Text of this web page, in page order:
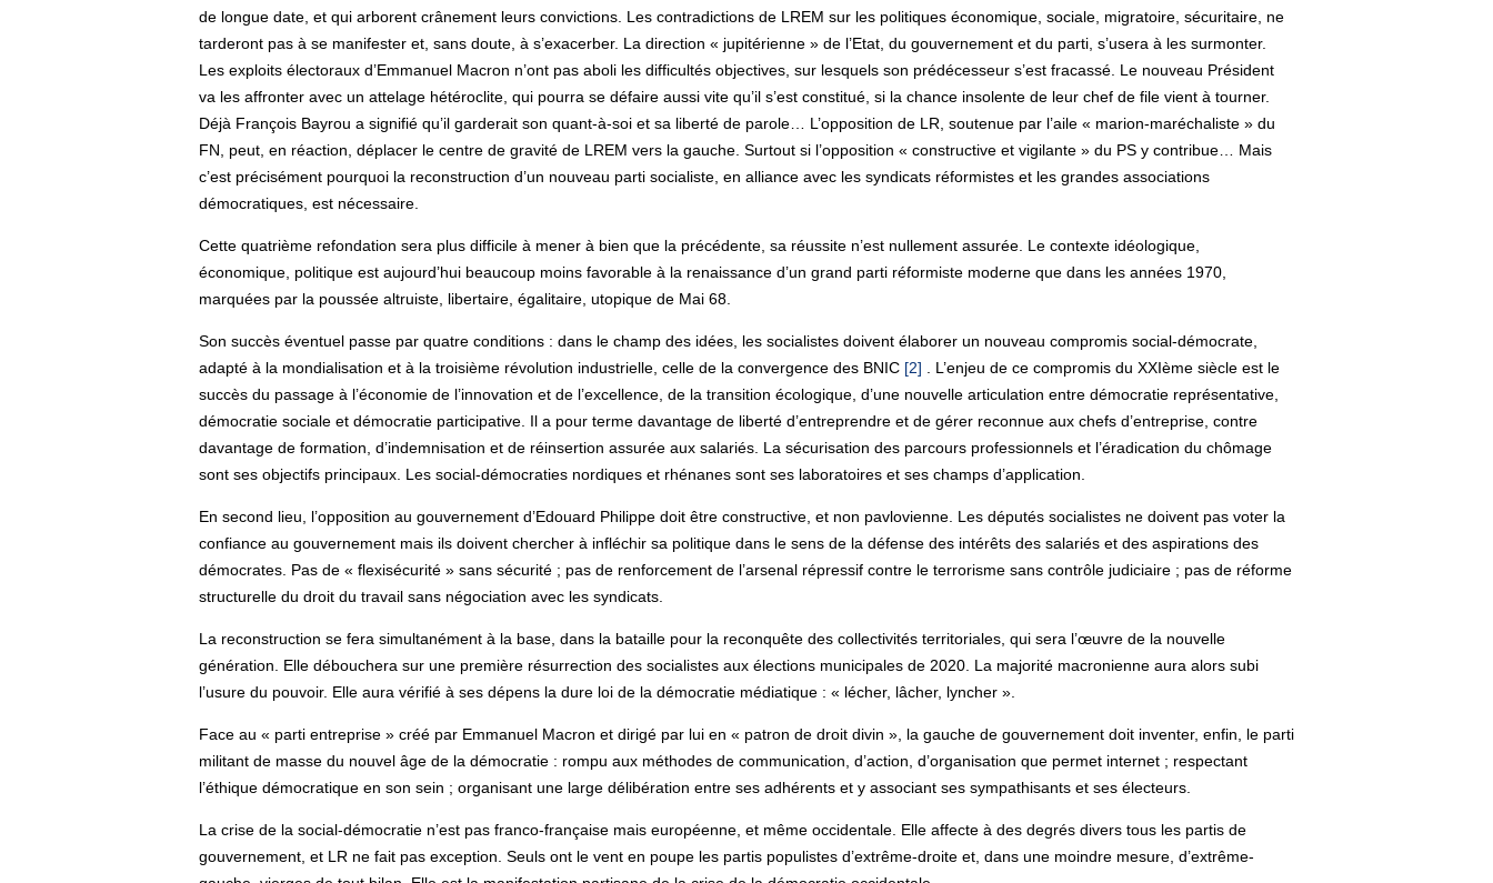
de longue date, et qui arborent crânement leurs convictions. Les contradictions de LREM sur les politiques économique, sociale, migratoire, sécuritaire, ne
tarderont pas à se manifester et, sans doute, à s’exacerber. La direction « jupitérienne » de l’Etat, du gouvernement et du parti, s’usera à les surmonter.
Les exploits électoraux d’Emmanuel Macron n’ont pas aboli les difficultés objectives, sur lesquels son prédécesseur s’est fracassé. Le nouveau Président
va les affronter avec un attelage hétéroclite, qui pourra se défaire aussi vite qu’il s’est constitué, si la chance insolente de leur chef de file vient à tourner.
Déjà François Bayrou a signifié qu’il garderait son quant-à-soi et sa liberté de parole… L’opposition de LR, soutenue par l’aile « marion-maréchaliste » du
FN, peut, en réaction, déplacer le centre de gravité de LREM vers la gauche. Surtout si l’opposition « constructive et vigilante » du PS y contribue… Mais
c’est précisément pourquoi la reconstruction d’un nouveau parti socialiste, en alliance avec les syndicats réformistes et les grandes associations
démocratiques, est nécessaire.
Cette quatrième refondation sera plus difficile à mener à bien que la précédente, sa réussite n’est nullement assurée. Le contexte idéologique,
économique, politique est aujourd’hui beaucoup moins favorable à la renaissance d’un grand parti réformiste moderne que dans les années 1970,
marquées par la poussée altruiste, libertaire, égalitaire, utopique de Mai 68.
Son succès éventuel passe par quatre conditions : dans le champ des idées, les socialistes doivent élaborer un nouveau compromis social-démocrate,
adapté à la mondialisation et à la troisième révolution industrielle, celle de la convergence des BNIC [2] . L’enjeu de ce compromis du XXIème siècle est le
succès du passage à l’économie de l’innovation et de l’excellence, de la transition écologique, d’une nouvelle articulation entre démocratie représentative,
démocratie sociale et démocratie participative. Il a pour terme davantage de liberté d’entreprendre et de gérer reconnue aux chefs d’entreprise, contre
davantage de formation, d’indemnisation et de réinsertion assurée aux salariés. La sécurisation des parcours professionnels et l’éradication du chômage
sont ses objectifs principaux. Les social-démocraties nordiques et rhénanes sont ses laboratoires et ses champs d’application.
En second lieu, l’opposition au gouvernement d’Edouard Philippe doit être constructive, et non pavlovienne. Les députés socialistes ne doivent pas voter la
confiance au gouvernement mais ils doivent chercher à infléchir sa politique dans le sens de la défense des intérêts des salariés et des aspirations des
démocrates. Pas de « flexisécurité » sans sécurité ; pas de renforcement de l’arsenal répressif contre le terrorisme sans contrôle judiciaire ; pas de réforme
structurelle du droit du travail sans négociation avec les syndicats.
La reconstruction se fera simultanément à la base, dans la bataille pour la reconquête des collectivités territoriales, qui sera l’œuvre de la nouvelle
génération. Elle débouchera sur une première résurrection des socialistes aux élections municipales de 2020. La majorité macronienne aura alors subi
l’usure du pouvoir. Elle aura vérifié à ses dépens la dure loi de la démocratie médiatique : « lécher, lâcher, lyncher ».
Face au « parti entreprise » créé par Emmanuel Macron et dirigé par lui en « patron de droit divin », la gauche de gouvernement doit inventer, enfin, le parti
militant de masse du nouvel âge de la démocratie : rompu aux méthodes de communication, d’action, d’organisation que permet internet ; respectant
l’éthique démocratique en son sein ; organisant une large délibération entre ses adhérents et y associant ses sympathisants et ses électeurs.
La crise de la social-démocratie n’est pas franco-française mais européenne, et même occidentale. Elle affecte à des degrés divers tous les partis de
gouvernement, et LR ne fait pas exception. Seuls ont le vent en poupe les partis populistes d’extrême-droite et, dans une moindre mesure, d’extrême-